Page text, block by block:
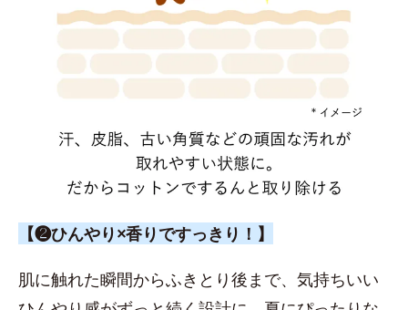
【❷ひんやり×香りですっきり！】
肌に触れた瞬間からふきとり後まで、気持ちいい